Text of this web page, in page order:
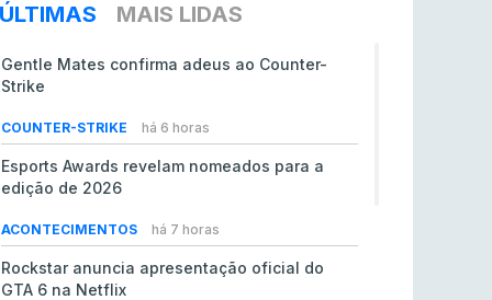
ÚLTIMAS MAIS LIDAS
Gentle Mates confirma adeus ao Counter-
Strike
COUNTER-STRIKE há 6 horas
Esports Awards revelam nomeados para a
edição de 2026
ACONTECIMENTOS há 7 horas
Rockstar anuncia apresentação oficial do
GTA 6 na Netflix